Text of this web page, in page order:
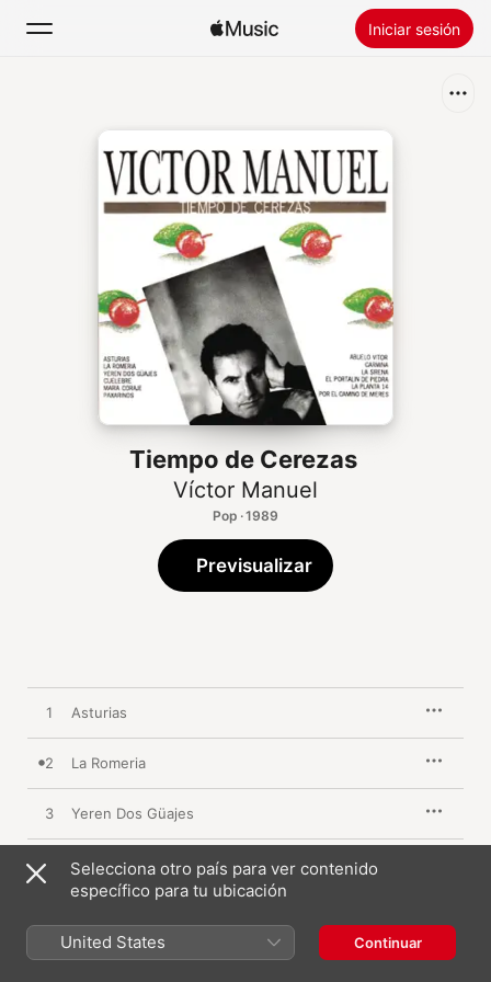
Iniciar sesión
Novedades
Instalar Apple Music
Tiempo de Cerezas
Víctor Manuel
Pop · 1989
Previsualizar
1 Asturias
2 La Romeria
3 Yeren Dos Güajes
4 Cuelebre
6 Paxarinos
Selecciona otro país para ver contenido
específico para tu ubicación
United States Continuar